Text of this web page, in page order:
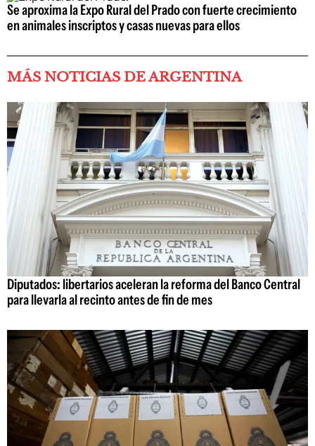
Se aproxima la Expo Rural del Prado con fuerte crecimiento
en animales inscriptos y casas nuevas para ellos
MÁS NOTICIAS DE ARGENTINA
Diputados: libertarios aceleran la reforma del Banco Central
para llevarla al recinto antes de fin de mes